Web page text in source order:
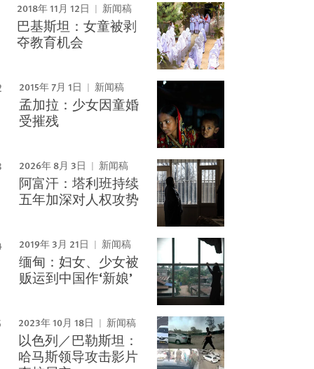
2018年 11月 12日 新闻稿
巴基斯坦：女童被剥
夺教育机会
2015年 7月 1日 新闻稿
孟加拉：少女因童婚
受摧残
2026年 8月 3日 新闻稿
阿富汗：塔利班持续
五年加深对人权攻势
2019年 3月 21日 新闻稿
缅甸：妇女、少女被
贩运到中国作‘新娘’
2023年 10月 18日 新闻稿
以色列／巴勒斯坦：
哈马斯领导攻击影片